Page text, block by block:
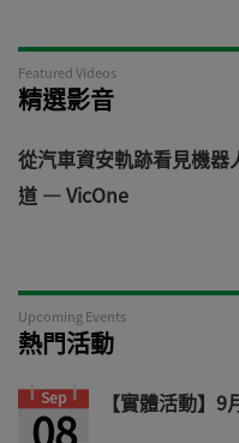
Featured Videos
精選影音
從汽車資安軌跡看見機器
道 — VicOne
Upcoming Events
熱門活動
Sep
08 【實體活動】